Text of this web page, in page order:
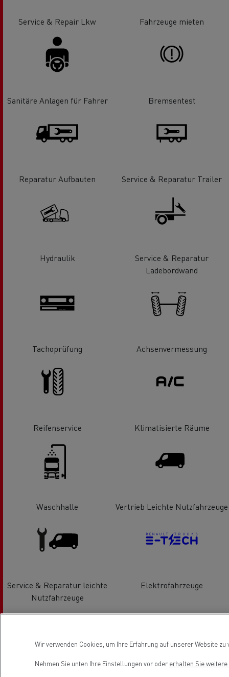
Service & Repair Lkw Fahrzeuge mieten
Sanitäre Anlagen für Fahrer Bremsentest
Reparatur Aufbauten Service & Reparatur Trailer
Hydraulik
Service & Reparatur
Ladebordwand
Tachoprüfung Achsenvermessung
Reifenservice Klimatisierte Räume
Waschhalle Vertrieb Leichte Nutzfahrzeuge
Service & Reparatur leichte
Nutzfahrzeuge
Elektrofahrzeuge
Wir verwenden Cookies, um Ihre Erfahrung auf unserer Website
Nehmen Sie unten Ihre Einstellungen vor oder erhalten Sie